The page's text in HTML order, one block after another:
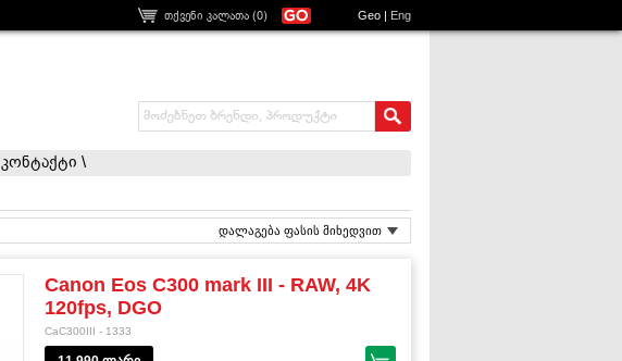
თქვენი კალათა (0) Geo | Eng
კონტაქტი \
დალაგება ფასის მიხედვით
Canon Eos C300 mark III - RAW, 4K
120fps, DGO
CaC300III - 1333